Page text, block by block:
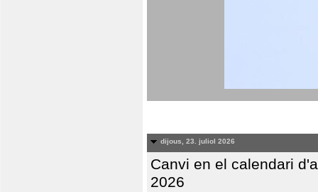
dijous, 23. juliol 2026
Canvi en el calendari
2026